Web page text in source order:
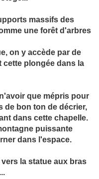
massifs des
une forêt d'arbres
on y accède par de
cette plongée dans la
que mépris pour
de bon ton de décrier,
dans cette chapelle.
puissante
dans l'espace.
la statue aux bras